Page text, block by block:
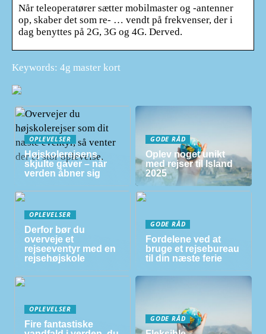
Når teleoperatører sætter mobilmaster og -antenner
op, skaber det som re- … vendt på frekvenser, der i
dag benyttes på 2G, 3G og 4G. Derved.
Keywords: 4g master kort
OPLEVELSER
Højskolerejsens
skjulte gaver – når
verden åbner sig
GODE RÅD
Oplev noget unikt
med rejser til Island
2025
OPLEVELSER
Derfor bør du
overveje et
rejseeventyr med en
rejsehøjskole
GODE RÅD
Fordelene ved at
bruge et rejsebureau
til din næste ferie
OPLEVELSER
Fire fantastiske
GODE RÅD